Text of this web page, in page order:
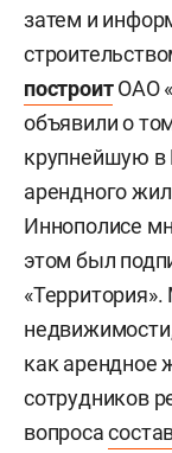
затем и
построитОАО
объявили о
крупнейшую в
арендного
Иннополисе
этом был
как арендное
сотрудников
вопроса